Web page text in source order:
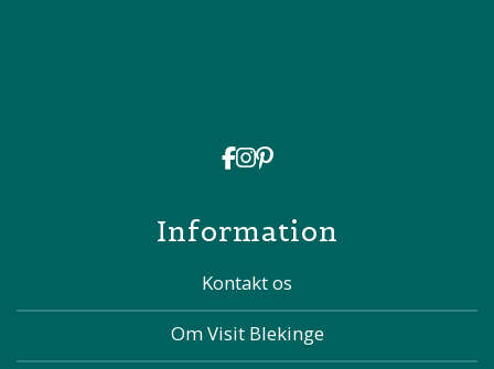
Information
Kontakt os
Om Visit Blekinge